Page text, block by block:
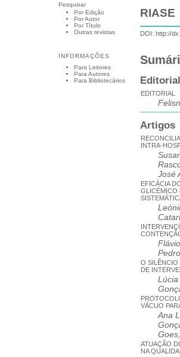
Pesquisar
Por Edição
Por Autor
Por Título
Outras revistas
INFORMAÇÕES
Para Leitores
Para Autores
Para Bibliotecários
RIASE
DOI:http://
Editorial
EDITORIAL
Artigos
INTRA-
José
EFICÁCIA
GLICÉMICO
Pedro
O
DE
VÁCUO
Ana
ATUAÇÃO
NA